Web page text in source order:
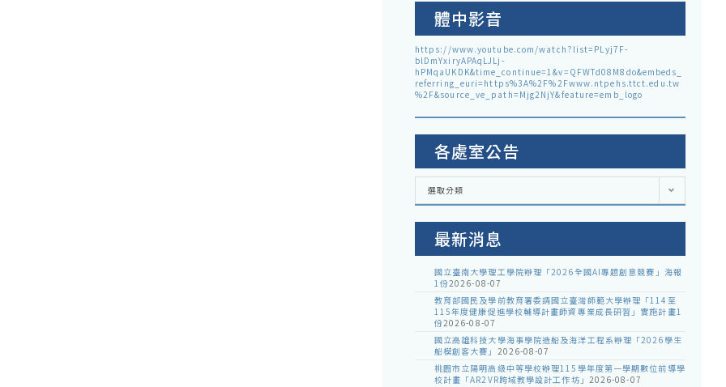
體中影音
https://www.youtube.com/watch?list=PLyj7F-
blDmYxiryAPAqLJLj-
hPMqaUKDK&time_continue=1&v=QFWTd08M8do&embeds_
referring_euri=https%3A%2F%2Fwww.ntpehs.ttct.edu.tw
%2F&source_ve_path=Mjg2NjY&feature=emb_logo
各處室公告
各
室
選取分類
最新消息
國立臺南大學理工學院辦理「2026全國AI專題創意競賽」海報
1份2026-08-07
教育部國民及學前教育署委請國立臺灣師範大學辦理「114至
115年度健康促進學校輔導計畫師資專業成長研習」實施計畫1
份2026-08-07
國立高雄科技大學海事學院造船及海洋工程系辦理「2026學生
船模創客大賽」 2026-08-07
桃園市立陽明高級中等學校辦理115學年度第一學期數位前導學
校計畫「AR2VR跨域教學設計工作坊」 2026-08-07